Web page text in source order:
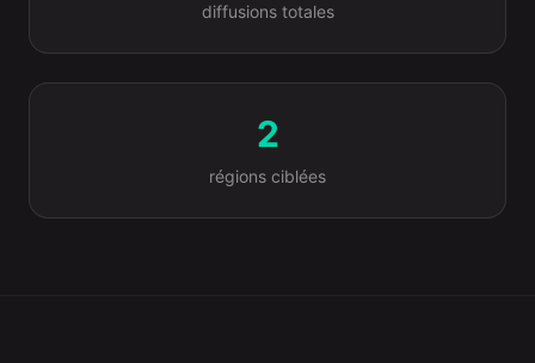
diffusions totales
2
régions ciblées